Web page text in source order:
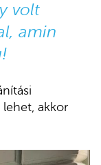
volt
amin
akkor